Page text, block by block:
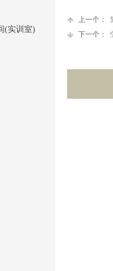
上一个：
下一个：
(实训室)